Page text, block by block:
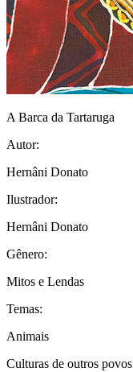
A Barca da Tartaruga
Autor:
Hernâni Donato
Ilustrador:
Hernâni Donato
Gênero:
Mitos e Lendas
Temas:
Animais
Culturas de outros povos